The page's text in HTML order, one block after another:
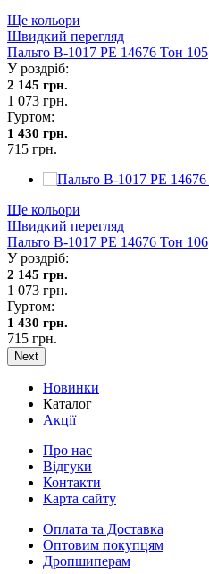
Ще кольори
Швидкий перегляд
Пальто В-1017 PE 14676 Тон 105
У роздріб:
2 145 грн.
1 073 грн.
Гуртом:
1 430 грн.
715 грн.
Ще кольори
Швидкий перегляд
Пальто В-1017 PE 14676 Тон 106
У роздріб:
2 145 грн.
1 073 грн.
Гуртом:
1 430 грн.
715 грн.
Next
Новинки
Каталог
Акції
Про нас
Відгуки
Контакти
Карта сайту
Оплата та Доставка
Оптовим покупцям
Дропшиперам